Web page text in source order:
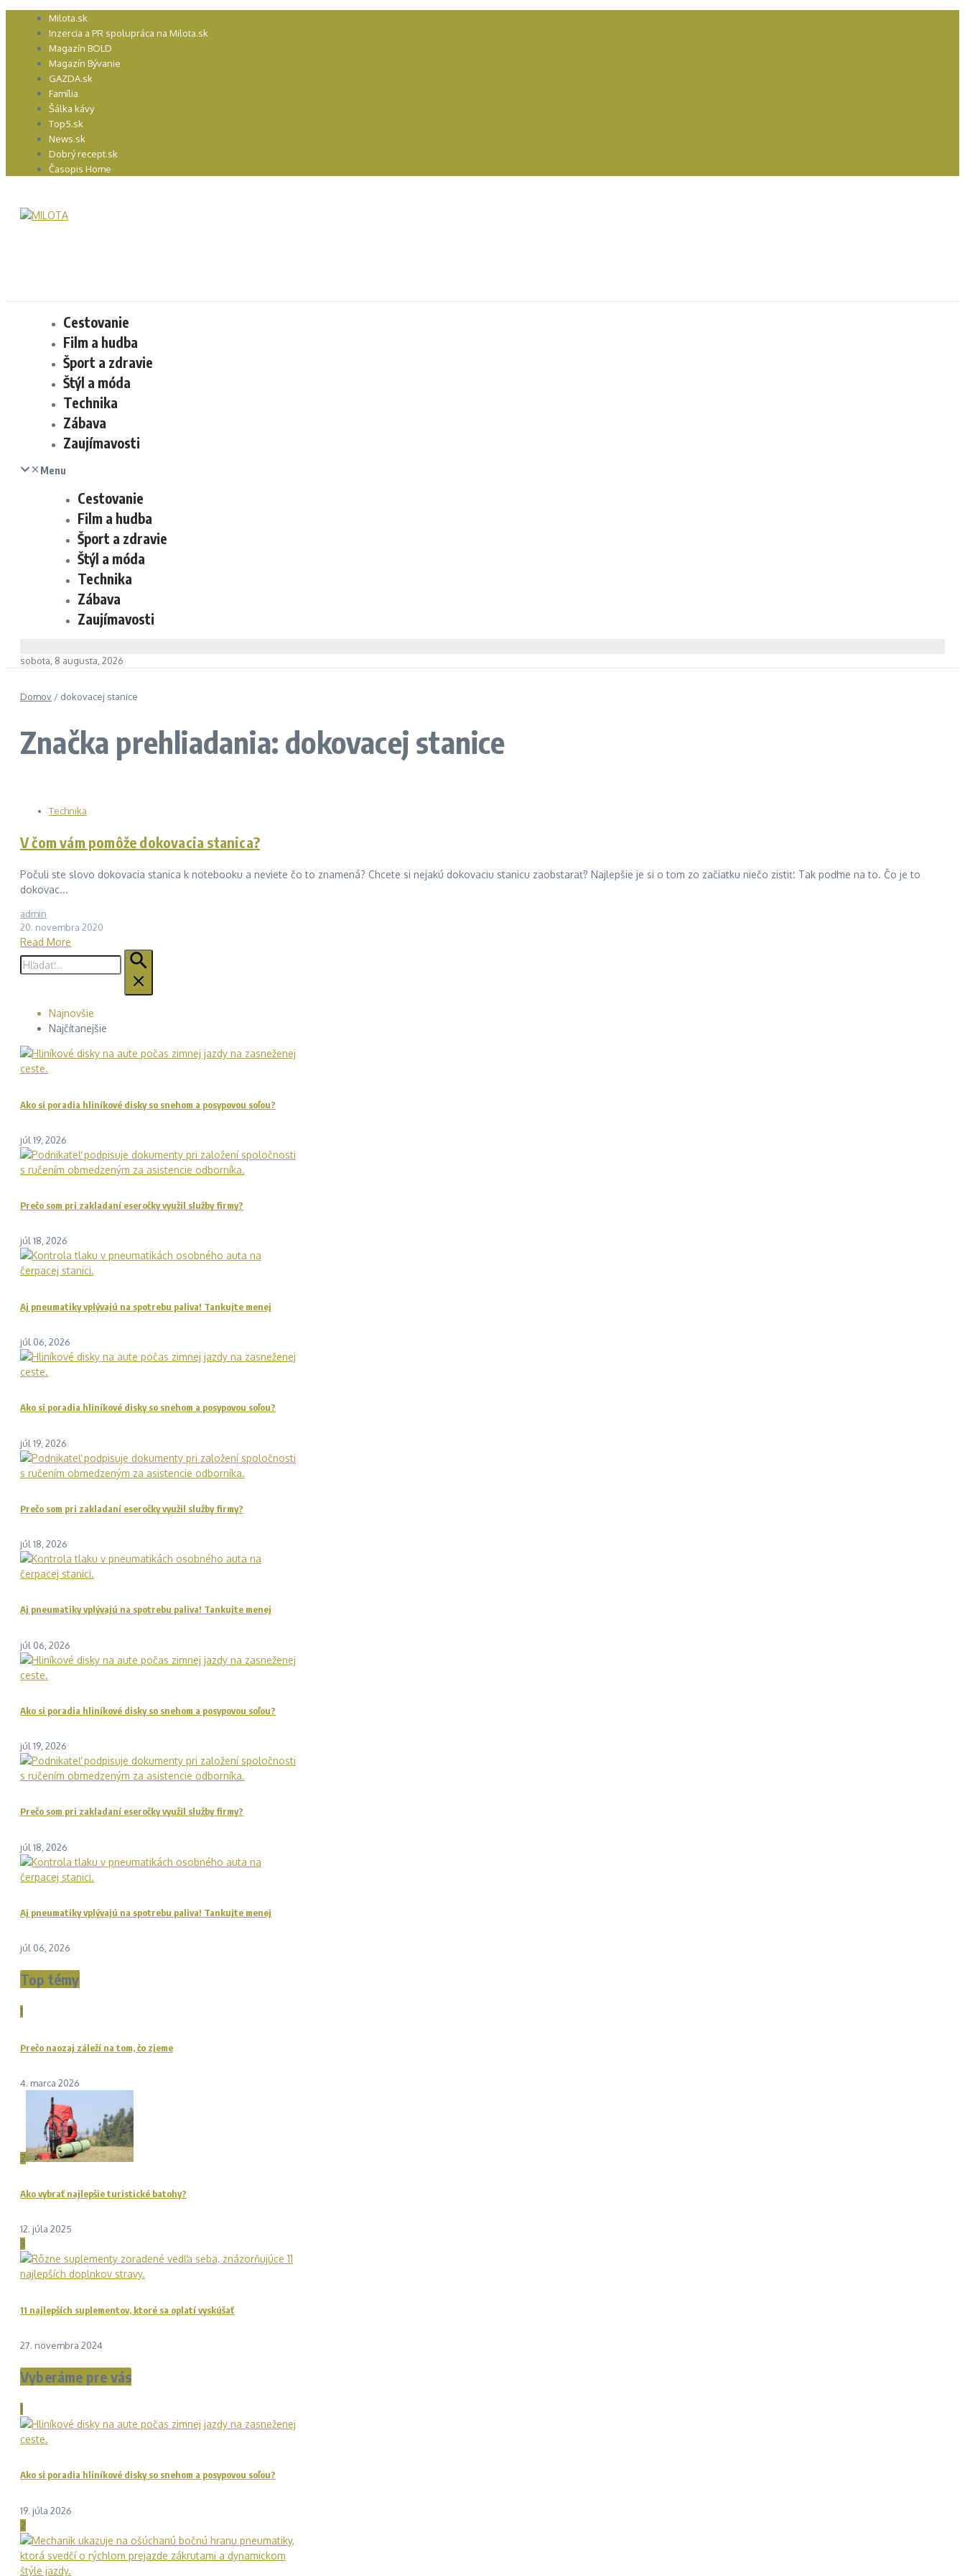
Preskočiť Milota.sk
Inzercia a PR spolupráca na Milota.sk
Magazín BOLD
Magazín Bývanie
GAZDA.sk
Família
Šálka kávy
Top5.sk
News.sk
Dobrý recept.sk
Časopis Home
Cestovanie
Film a hudba
Šport a zdravie
Štýl a móda
Technika
Zábava
Zaujímavosti
Menu
Cestovanie
Film a hudba
Šport a zdravie
Štýl a móda
Technika
Zábava
Zaujímavosti
sobota, 8 augusta, 2026
Domov / dokovacej stanice
Značka prehliadania: dokovacej stanice
Technika
V čom vám pomôže dokovacia stanica?
Počuli ste slovo dokovacia stanica k notebooku a neviete čo to znamená? Chcete si nejakú dokovaciu stanicu zaobstarať? Najlepšie je si o tom zo začiatku niečo zistiť. Tak poďme na to. Čo je to
dokovac...
admin
20. novembra 2020
Read More
Hľadať:
Najnovšie
Najčítanejšie
Ako si poradia hliníkové disky so snehom a posypovou soľou?
júl 19, 2026
Prečo som pri zakladaní eseročky využil služby firmy?
júl 18, 2026
Aj pneumatiky vplývajú na spotrebu paliva! Tankujte menej
júl 06, 2026
Ako si poradia hliníkové disky so snehom a posypovou soľou?
júl 19, 2026
Prečo som pri zakladaní eseročky využil služby firmy?
júl 18, 2026
Aj pneumatiky vplývajú na spotrebu paliva! Tankujte menej
júl 06, 2026
Ako si poradia hliníkové disky so snehom a posypovou soľou?
júl 19, 2026
Prečo som pri zakladaní eseročky využil služby firmy?
júl 18, 2026
Aj pneumatiky vplývajú na spotrebu paliva! Tankujte menej
júl 06, 2026
Top témy
1
Prečo naozaj záleží na tom, čo zjeme
4. marca 2026
2
Ako vybrať najlepšie turistické batohy?
12. júla 2025
3
11 najlepších suplementov, ktoré sa oplatí vyskúšať
27. novembra 2024
Vyberáme pre vás
1
Ako si poradia hliníkové disky so snehom a posypovou soľou?
19. júla 2026
2